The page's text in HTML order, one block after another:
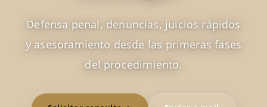
Defensa penal, denuncias, juicios rápidos
y asesoramiento desde las primeras fases
del procedimiento.